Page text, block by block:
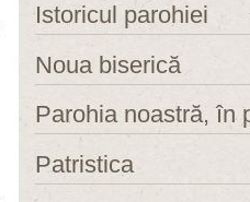
Istoricul parohiei
Noua biserică
Parohia noastră, în
Patristica